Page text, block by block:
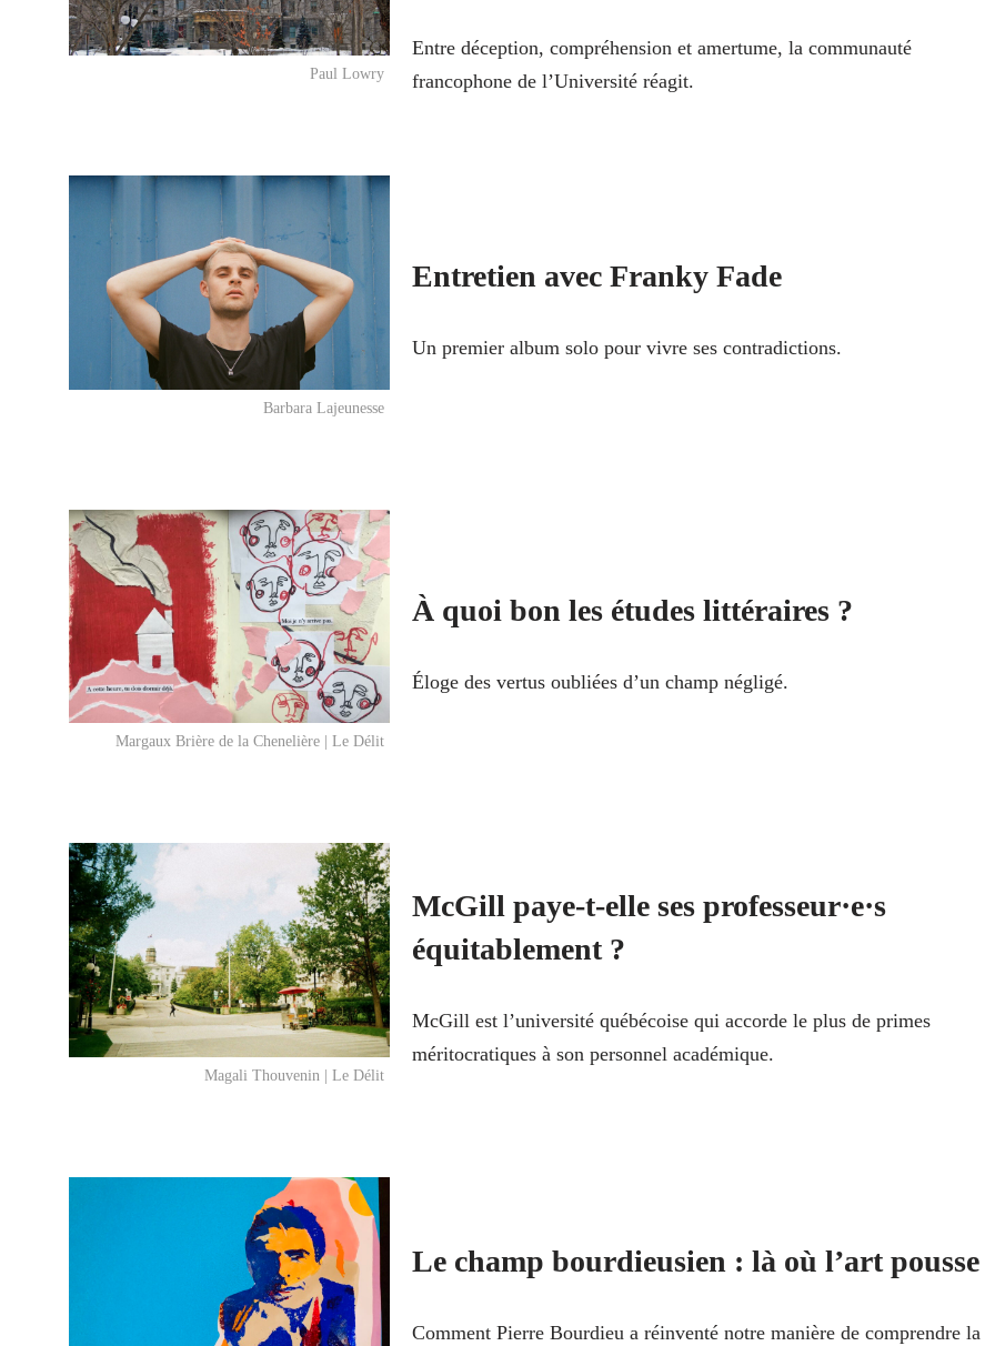
Paul Lowry
Entre déception, compréhension et amertume, la communauté
francophone de l’Université réagit.
Barbara Lajeunesse
Entretien avec Franky Fade
Un premier album solo pour vivre ses contradictions.
Margaux Brière de la Chenelière | Le Délit
À quoi bon les études littéraires ?
Éloge des vertus oubliées d’un champ négligé.
Magali Thouvenin | Le Délit
McGill paye-t-elle ses professeur·e·s
équitablement ?
McGill est l’université québécoise qui accorde le plus de primes
méritocratiques à son personnel académique.
Le champ bourdieusien : là où l’art pousse
Comment Pierre Bourdieu a réinventé notre manière de comprendre la